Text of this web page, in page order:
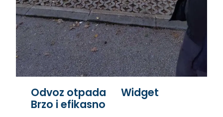
Odvoz otpada
Widget
Brzo i efikasno